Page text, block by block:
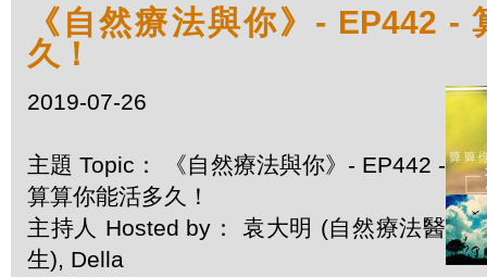
《自然療法與你》- EP442 -
久！
2019-07-26
主題 Topic： 《自然療法與你》- EP442 -
算算你能活多久！
主持人 Hosted by： 袁大明 (自然療法醫
生), Della